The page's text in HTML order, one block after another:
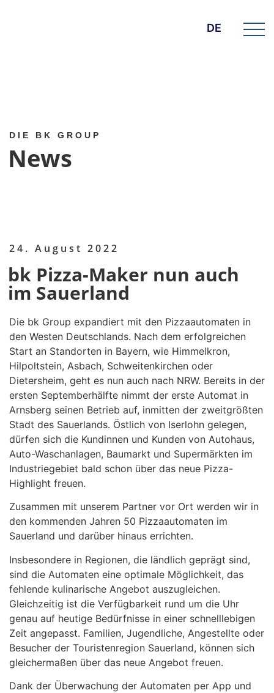
DE
DIE BK GROUP
News
24. August 2022
bk Pizza-Maker nun auch
im Sauerland
Die bk Group expandiert mit den Pizzaautomaten in
den Westen Deutschlands. Nach dem erfolgreichen
Start an Standorten in Bayern, wie Himmelkron,
Hilpoltstein, Asbach, Schweitenkirchen oder
Dietersheim, geht es nun auch nach NRW. Bereits in der
ersten Septemberhälfte nimmt der erste Automat in
Arnsberg seinen Betrieb auf, inmitten der zweitgrößten
Stadt des Sauerlands. Östlich von Iserlohn gelegen,
dürfen sich die Kundinnen und Kunden von Autohaus,
Auto-Waschanlagen, Baumarkt und Supermärkten im
Industriegebiet bald schon über das neue Pizza-
Highlight freuen.
Zusammen mit unserem Partner vor Ort werden wir in
den kommenden Jahren 50 Pizzaautomaten im
Sauerland und darüber hinaus errichten.
Insbesondere in Regionen, die ländlich geprägt sind,
sind die Automaten eine optimale Möglichkeit, das
fehlende kulinarische Angebot auszugleichen.
Gleichzeitig ist die Verfügbarkeit rund um die Uhr
genau auf heutige Bedürfnisse in einer schnelllebigen
Zeit angepasst. Familien, Jugendliche, Angestellte oder
Besucher der Touristenregion Sauerland, können sich
gleichermaßen über das neue Angebot freuen.
Dank der Überwachung der Automaten per App und